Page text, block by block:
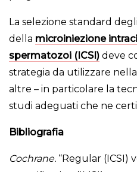
La selezione standard
della microiniezione
spermatozoi (ICSI) deve
strategia da utilizzare
altre – in particolare la
studi adeguati che ne
Bibliografia
Cochrane. “Regular (ICSI)